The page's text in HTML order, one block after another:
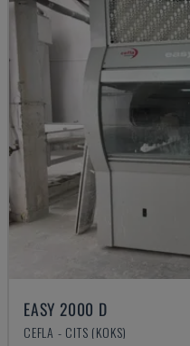
EASY 2000 D
CEFLA - CITS (KOKS)